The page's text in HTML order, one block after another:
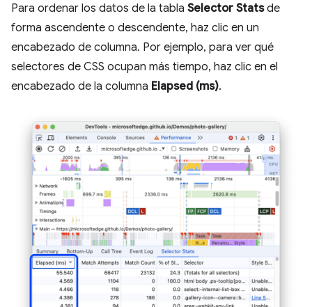
Para ordenar los datos de la tabla Selector Statsde
forma ascendente o descendente, haz clic en un
encabezado de columna. Por ejemplo, para ver qué
selectores de CSS ocupan más tiempo, haz clic en el
encabezado de la columna Elapsed (ms).